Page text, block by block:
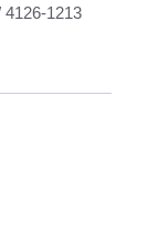
4126-1213